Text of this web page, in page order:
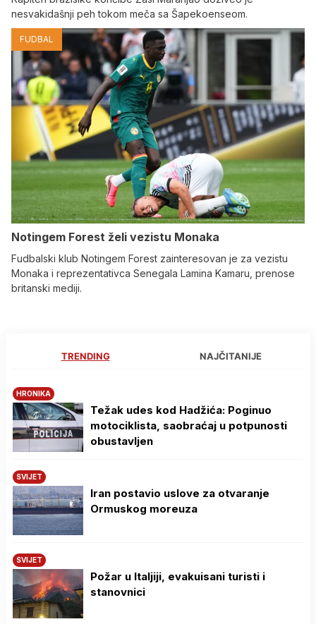
nesvakidašnji peh tokom meča sa Šapekoenseom.
FUDBAL
Notingem Forest želi vezistu Monaka
Fudbalski klub Notingem Forest zainteresovan je za vezistu
Monaka i reprezentativca Senegala Lamina Kamaru, prenose
britanski mediji.
TRENDING NAJČITANIJE
HRONIKA
Težak udes kod Hadžića: Poginuo
motociklista, saobraćaj u potpunosti
obustavljen
SVIJET
Iran postavio uslove za otvaranje
Ormuskog moreuza
SVIJET
Požar u Italjiji, evakuisani turisti i
stanovnici